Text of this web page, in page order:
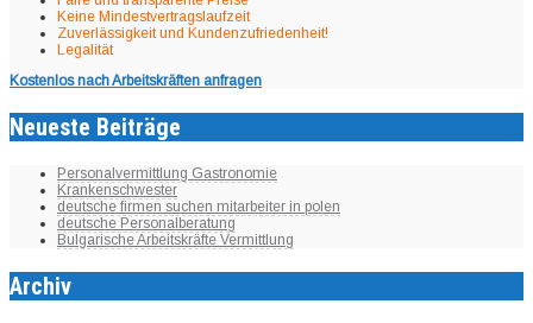
Keine Mindestvertragslaufzeit
Zuverlässigkeit und Kundenzufriedenheit!
Legalität
Kostenlos nach Arbeitskräften anfragen
Neueste Beiträge
Personalvermittlung Gastronomie
Krankenschwester
deutsche firmen suchen mitarbeiter in polen
deutsche Personalberatung
Bulgarische Arbeitskräfte Vermittlung
Archiv